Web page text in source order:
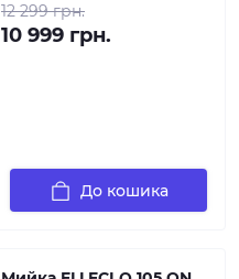
12 299 грн.
10 999 грн.
До кошика